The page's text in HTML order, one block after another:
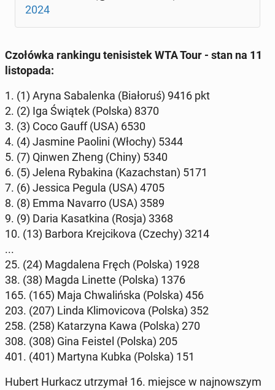
2024
Czo­łów­ka ran­kin­gu te­ni­si­stek WTA Tour - stan na 11
li­sto­pa­da:
1. (1) Aryna Sa­ba­len­ka (Bia­ło­ruś) 9416 pkt
2. (2) Iga Świątek (Polska) 8370
3. (3) Coco Gauff (USA) 6530
4. (4) Jasmine Paolini (Włochy) 5344
5. (7) Qinwen Zheng (Chiny) 5340
6. (5) Jelena Ry­ba­ki­na (Ka­zach­stan) 5171
7. (6) Jessica Pegula (USA) 4705
8. (8) Emma Navarro (USA) 3589
9. (9) Daria Ka­sat­ki­na (Rosja) 3368
10. (13) Barbora Krej­ci­ko­va (Czechy) 3214
...
25. (24) Mag­da­le­na Fręch (Polska) 1928
38. (38) Magda Linette (Polska) 1376
165. (165) Maja Chwa­liń­ska (Polska) 456
203. (207) Linda Kli­mo­vi­co­va (Polska) 352
258. (258) Ka­ta­rzy­na Kawa (Polska) 270
308. (308) Gina Feistel (Polska) 205
401. (401) Martyna Kubka (Polska) 151
Hubert Hurkacz utrzy­mał 16. miejsce w naj­now­szym